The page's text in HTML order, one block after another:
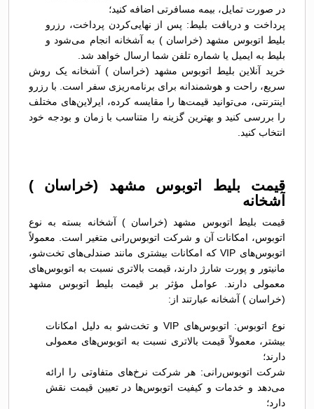
در صورت تمایل، بیمه مسافرتی اضافه کنید؛
پرداخت و دریافت بلیط: پس از نهایی‌کردن پرداخت، رزرو
بلیط اتوبوس مشهد (خراسان ) به آشخانه انجام می‌شود و
بلیط به ایمیل یا شماره تلفن شما ارسال خواهد شد.
خرید آنلاین بلیط اتوبوس مشهد (خراسان ) آشخانه یک روش
سریع، راحت و هوشمندانه برای برنامه‌ریزی سفر است. با رزرو
اینترنتی، می‌توانید قیمت‌ها را مقایسه کرده، ایرلاین‌های مختلف
را بررسی کنید و بهترین گزینه را متناسب با زمان و بودجه خود
انتخاب کنید.
قیمت بلیط اتوبوس مشهد (خراسان )
آشخانه
قیمت بلیط اتوبوس مشهد (خراسان ) آشخانه بسته به نوع
اتوبوس، امکانات آن و شرکت اتوبوس‌رانی متغیر است. معمولاً
اتوبوس‌های VIP که امکانات بیشتری مانند صندلی‌های تخت‌شو،
مانیتور و پورت شارژ دارند، قیمت بالاتری نسبت به اتوبوس‌های
معمولی دارند. عوامل مؤثر بر قیمت بلیط اتوبوس مشهد
(خراسان ) آشخانه عبارتند از:
نوع اتوبوس: اتوبوس‌های VIP و تخت‌شو به دلیل امکانات
بیشتر، معمولاً قیمت بالاتری نسبت به اتوبوس‌های معمولی
دارند؛
شرکت اتوبوس‌رانی: هر شرکت نرخ‌های متفاوتی را ارائه
می‌دهد و خدمات و کیفیت اتوبوس‌ها در تعیین قیمت نقش
دارد؛